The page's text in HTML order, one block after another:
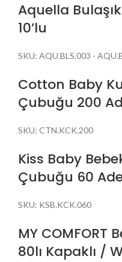
Aquella
10’lu
SKU: AQU.BLS.003 -
Cotton Baby
Çubuğu 200
SKU: CTN.KCK.200
Kiss Baby
Çubuğu 60
SKU: KSB.KCK.060
MY COMFORT
80lı Kapaklı /